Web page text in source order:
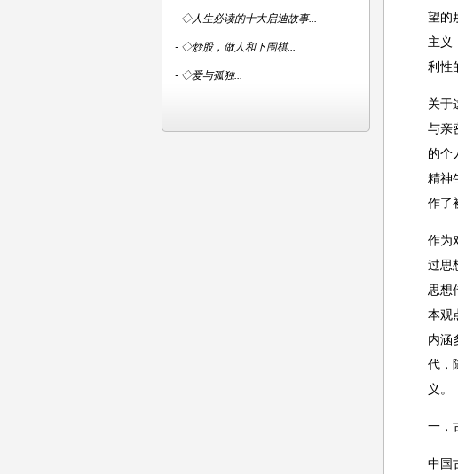
望的
主义
利性
关于
与亲
的个
精神
作了
作为
过思
思想
本观
内涵
代，
义。
一，
中国
- ◇人生必读的十大启迪故事...
- ◇炒股，做人和下围棋...
- ◇爱与孤独...